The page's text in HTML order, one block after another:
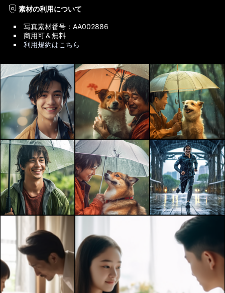
policy素材の利用について
写真素材番号：AA002886
商用可＆無料
利用規約はこちら